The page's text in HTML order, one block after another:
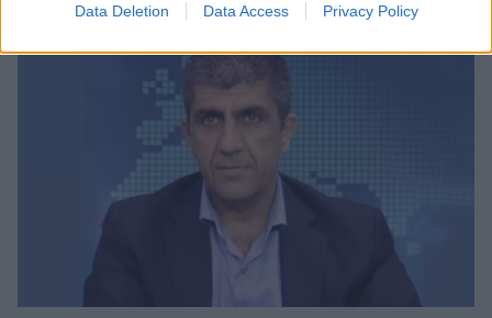
Data Deletion Data Access Privacy Policy